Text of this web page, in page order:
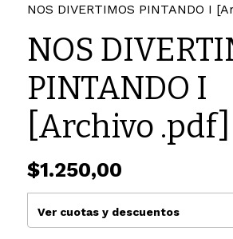
NOS DIVERTIMOS PINTANDO I
NOS
PINTANDO I
[Archivo .pdf]
$1.250,00
Ver cuotas y descuentos